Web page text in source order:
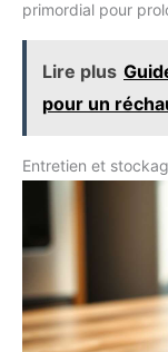
primordial pour
Lire plus
pour un
Entretien et